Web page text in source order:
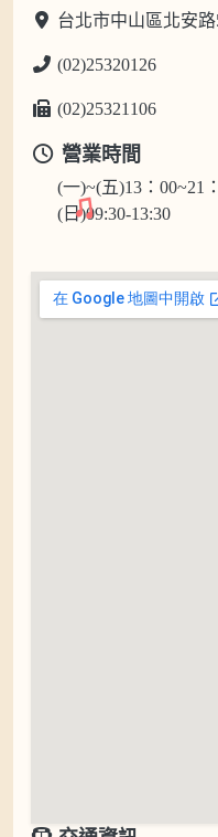
台北市中山區北安路
(02)25320126
(02)25321106
營業時間
(一)~(五)13：00~21
(日)09:30-13:30